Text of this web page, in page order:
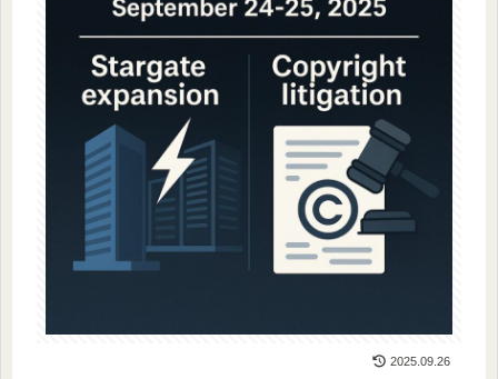
2025.09.26